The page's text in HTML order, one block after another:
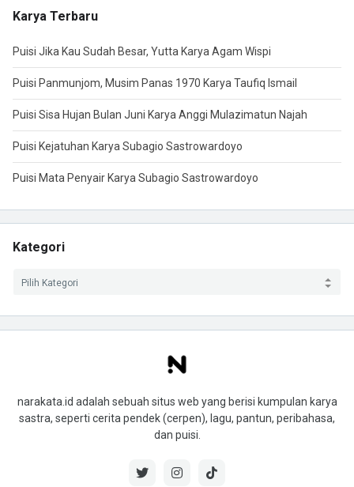
Karya Terbaru
Puisi Jika Kau Sudah Besar, Yutta Karya Agam Wispi
Puisi Panmunjom, Musim Panas 1970 Karya Taufiq Ismail
Puisi Sisa Hujan Bulan Juni Karya Anggi Mulazimatun Najah
Puisi Kejatuhan Karya Subagio Sastrowardoyo
Puisi Mata Penyair Karya Subagio Sastrowardoyo
Kategori
narakata.id adalah sebuah situs web yang berisi kumpulan karya
sastra, seperti cerita pendek (cerpen), lagu, pantun, peribahasa,
dan puisi.